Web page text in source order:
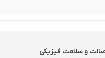
و سلامت فیزیکی